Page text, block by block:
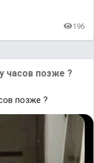
196
часов позже ?
позже ?